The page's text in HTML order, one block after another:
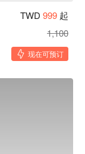
TWD 999 起
1,100
现在可预订